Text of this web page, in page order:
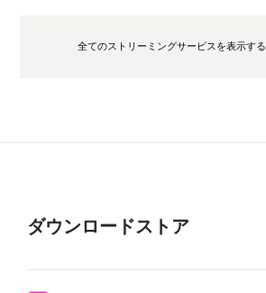
全てのストリーミングサービスを表示する
ダウンロードストア